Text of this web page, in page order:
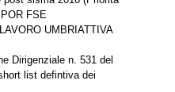
FSE
UMBRIATTIVA
Dirigenziale n. 531 del
list defintiva dei